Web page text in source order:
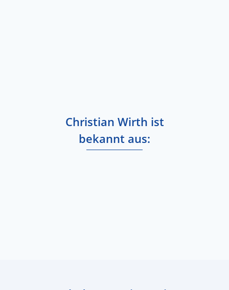
Christian Wirth ist
bekannt aus: